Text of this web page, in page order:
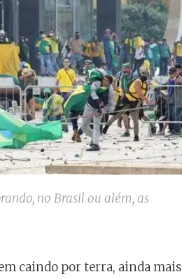
no Brasil ou além, as
caindo por terra, ainda mais